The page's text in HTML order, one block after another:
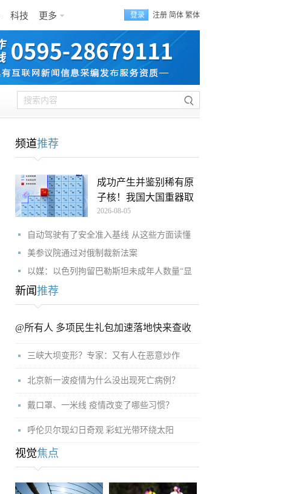
科技 更多 登录 注册 简体 繁体
频道推荐
成功产生并鉴别稀有原
子核！我国大国重器取
2026-08-05
自动驾驶有了安全准入基线 从这些方面读懂
美参议院通过对俄制裁新法案
以媒：以色列拘留巴勒斯坦未成年人数量“显
新闻 推荐
@所有人 多项民生礼包加速落地快来查收
三峡大坝变形？专家：又有人在恶意炒作
北京新一波疫情为什么没出现死亡病例？
戴口罩、一米线 疫情改变了哪些习惯？
呼伦贝尔现幻日奇观 彩虹光带环绕太阳
视觉焦点